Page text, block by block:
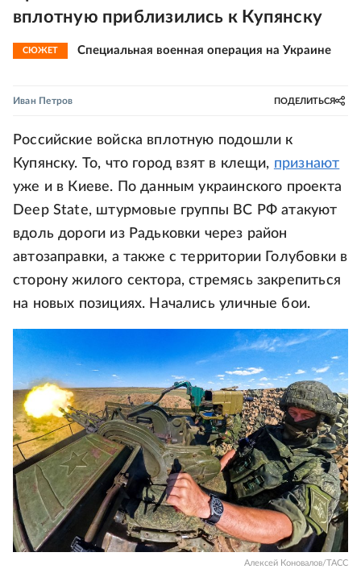
вплотную приблизились к Купянску
СЮЖЕТ Специальная военная операция на Украине
Иван Петров ПОДЕЛИТЬСЯ
Российские войска вплотную подошли к
Купянску. То, что город взят в клещи, признают
уже и в Киеве. По данным украинского проекта
Deep State, штурмовые группы ВС РФ атакуют
вдоль дороги из Радьковки через район
автозаправки, а также с территории Голубовки в
сторону жилого сектора, стремясь закрепиться
на новых позициях. Начались уличные бои.
Алексей Коновалов/ТАСС